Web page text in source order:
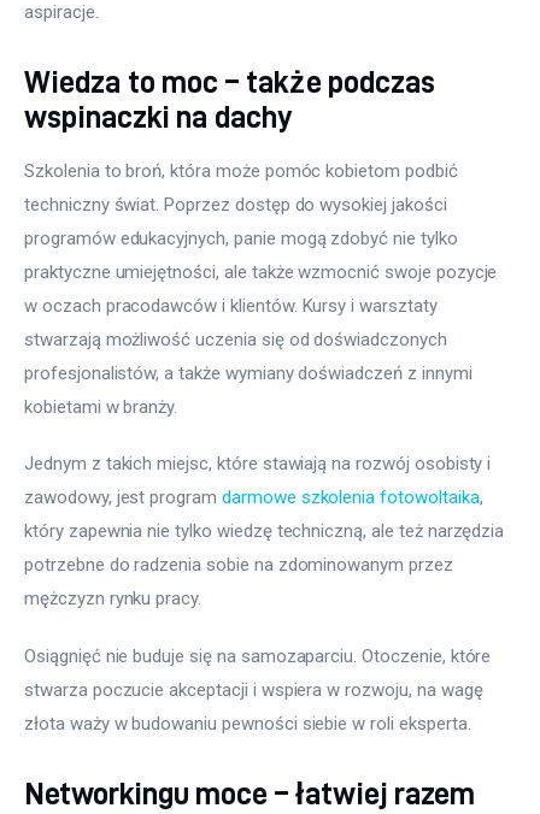
aspiracje.
Wiedza to moc – także podczas
wspinaczki na dachy
Szkolenia to broń, która może pomóc kobietom podbić
techniczny świat. Poprzez dostęp do wysokiej jakości
programów edukacyjnych, panie mogą zdobyć nie tylko
praktyczne umiejętności, ale także wzmocnić swoje pozycje
w oczach pracodawców i klientów. Kursy i warsztaty
stwarzają możliwość uczenia się od doświadczonych
profesjonalistów, a także wymiany doświadczeń z innymi
kobietami w branży.
Jednym z takich miejsc, które stawiają na rozwój osobisty i
zawodowy, jest program darmowe szkolenia fotowoltaika,
który zapewnia nie tylko wiedzę techniczną, ale też narzędzia
potrzebne do radzenia sobie na zdominowanym przez
mężczyzn rynku pracy.
Osiągnięć nie buduje się na samozaparciu. Otoczenie, które
stwarza poczucie akceptacji i wspiera w rozwoju, na wagę
złota waży w budowaniu pewności siebie w roli eksperta.
Networkingu moce – łatwiej razem